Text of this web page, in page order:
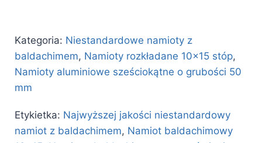
Kategoria: Niestandardowe namioty z
baldachimem, Namioty rozkładane 10x15 stóp,
Namioty aluminiowe sześciokątne o grubości 50
mm
Etykietka: Najwyższej jakości niestandardowy
namiot z baldachimem, Namiot baldachimowy